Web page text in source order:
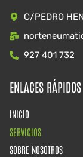
C/PEDRO
927 401 732
ENLACES RÁPIDOS
INICIO
SERVICIOS
SOBRE NOSOTROS